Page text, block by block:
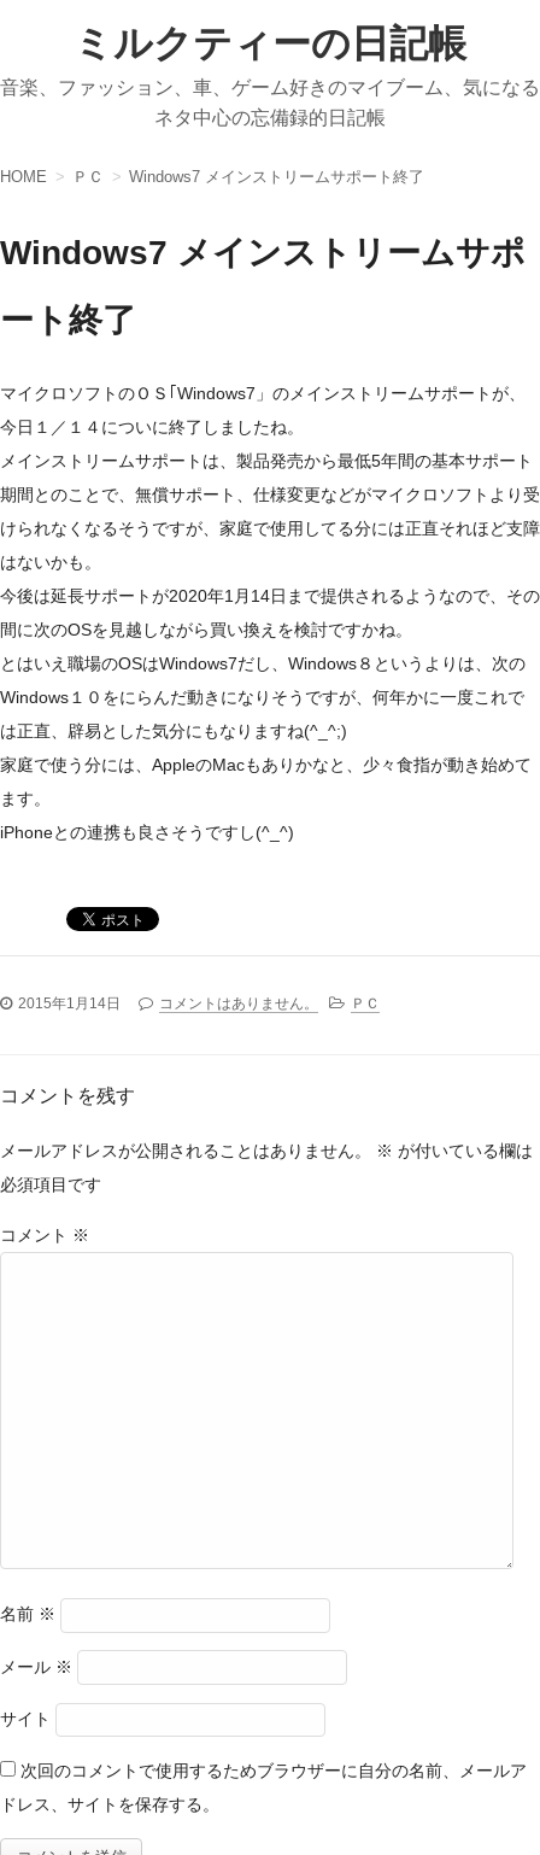
ミルクティーの日記帳
音楽、ファッション、車、ゲーム好きのマイブーム、気になる
ネタ中心の忘備録的日記帳
HOME ＰＣ Windows7 メインストリームサポート終了
Windows7 メインストリームサポ
ート終了
マイクロソフトのＯＳ｢Windows7」のメインストリームサポートが、
今日１／１４についに終了しましたね。
メインストリームサポートは、製品発売から最低5年間の基本サポート
期間とのことで、無償サポート、仕様変更などがマイクロソフトより受
けられなくなるそうですが、家庭で使用してる分には正直それほど支障
はないかも。
今後は延長サポートが2020年1月14日まで提供されるようなので、その
間に次のOSを見越しながら買い換えを検討ですかね。
とはいえ職場のOSはWindows7だし、Windows８というよりは、次の
Windows１０をにらんだ動きになりそうですが、何年かに一度これで
は正直、辟易とした気分にもなりますね(^_^;)
家庭で使う分には、AppleのMacもありかなと、少々食指が動き始めて
ます。
iPhoneとの連携も良さそうですし(^_^)
2015年1月14日 コメントはありません。 ＰＣ
コメントを残す
メールアドレスが公開されることはありません。 ※ が付いている欄は
必須項目です
コメント ※
名前 ※
メール ※
サイト
次回のコメントで使用するためブラウザーに自分の名前、メールア
ドレス、サイトを保存する。